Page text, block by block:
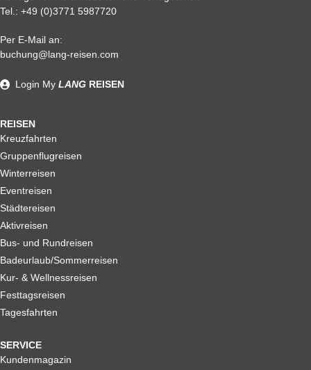
Alle weiteren Stronierungsbedingungen entnehmen Sie bitte
Reiserücktrittskostenversicherung
Tel.: +49 (0)3771 5987720
Per E-Mail an:
buchung@lang-reisen.com
REISEN
Kreuzfahrten
Gruppenflugreisen
Winterreisen
Eventreisen
Städtereisen
Aktivreisen
Bus- und Rundreisen
Badeurlaub/Sommerreisen
Kur- & Wellnessreisen
Festtagsreisen
Tagesfahrten
SERVICE
Kundenmagazin
Login My LANG REISEN